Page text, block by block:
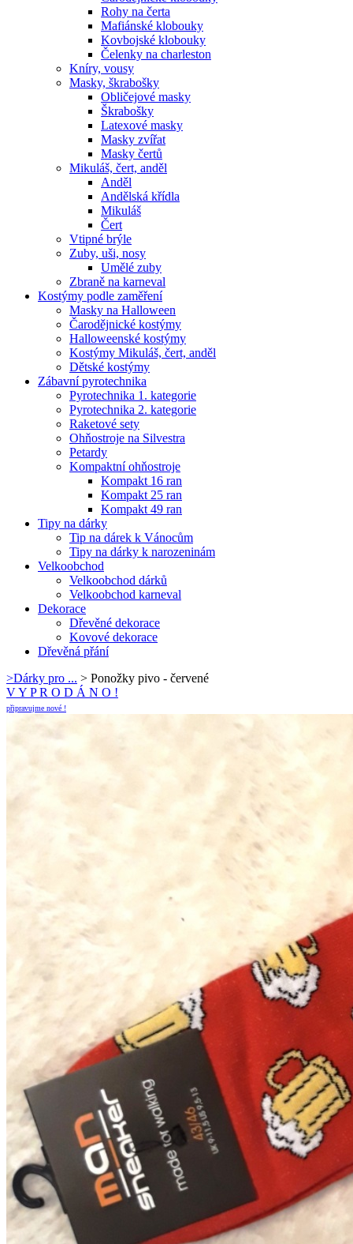
Rohy na čerta
Mafiánské klobouky
Kovbojské klobouky
Čelenky na charleston
Kníry, vousy
Masky, škrabošky
Obličejové masky
Škrabošky
Latexové masky
Masky zvířat
Masky čertů
Mikuláš, čert, anděl
Anděl
Andělská křídla
Mikuláš
Čert
Vtipné brýle
Zuby, uši, nosy
Umělé zuby
Zbraně na karneval
Kostýmy podle zaměření
Masky na Halloween
Čarodějnické kostýmy
Halloweenské kostýmy
Kostýmy Mikuláš, čert, anděl
Dětské kostýmy
Zábavní pyrotechnika
Pyrotechnika 1. kategorie
Pyrotechnika 2. kategorie
Raketové sety
Ohňostroje na Silvestra
Petardy
Kompaktní ohňostroje
Kompakt 16 ran
Kompakt 25 ran
Kompakt 49 ran
Tipy na dárky
Tip na dárek k Vánocům
Tipy na dárky k narozeninám
Velkoobchod
Velkoobchod dárků
Velkoobchod karneval
Dekorace
Dřevěné dekorace
Kovové dekorace
Dřevěná přání
>Dárky pro ... > Ponožky pivo - červené
V Y P R O D Á N O !
připravujme nové !